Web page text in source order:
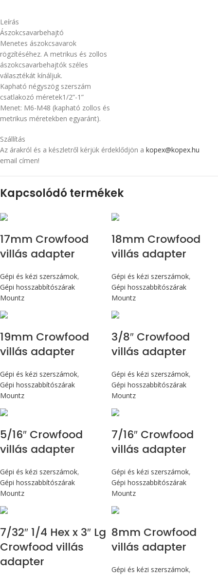
Leírás
Ászokcsavarbehajtó
Menetes ászokcsavarok
rögzítéséhez. A metrikus és zollos
ászokcsavarbehajtók széles
választékát kínáljuk.
Kapható négyszög szerszám
csatlakozó méretek1/2”-1”
Menet: M6-M48 (kapható zollos és
metrikus méretekben egyaránt).
Szállítás
Az árakról és a készletről kérjük érdeklődjön a kopex@kopex.hu
email címen!
Kapcsolódó termékek
17mm Crowfood
villás adapter
Gépi és kézi szerszámok,
Gépi hosszabbítószárak
Mountz
18mm Crowfood
villás adapter
Gépi és kézi szerszámok,
Gépi hosszabbítószárak
Mountz
19mm Crowfood
villás adapter
Gépi és kézi szerszámok,
Gépi hosszabbítószárak
Mountz
3/8″ Crowfood
villás adapter
Gépi és kézi szerszámok,
Gépi hosszabbítószárak
Mountz
5/16″ Crowfood
villás adapter
Gépi és kézi szerszámok,
Gépi hosszabbítószárak
Mountz
7/16″ Crowfood
villás adapter
Gépi és kézi szerszámok,
Gépi hosszabbítószárak
Mountz
7/32″ 1/4 Hex x 3″ Lg
Crowfood villás
adapter
8mm Crowfood
villás adapter
Gépi és kézi szerszámok,